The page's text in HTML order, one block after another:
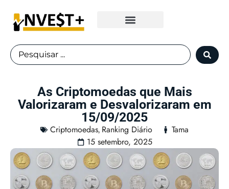
As Criptomoedas que Mais
Valorizaram e Desvalorizaram em
15/09/2025
Criptomoedas, Ranking Diário
Tama
15 setembro, 2025